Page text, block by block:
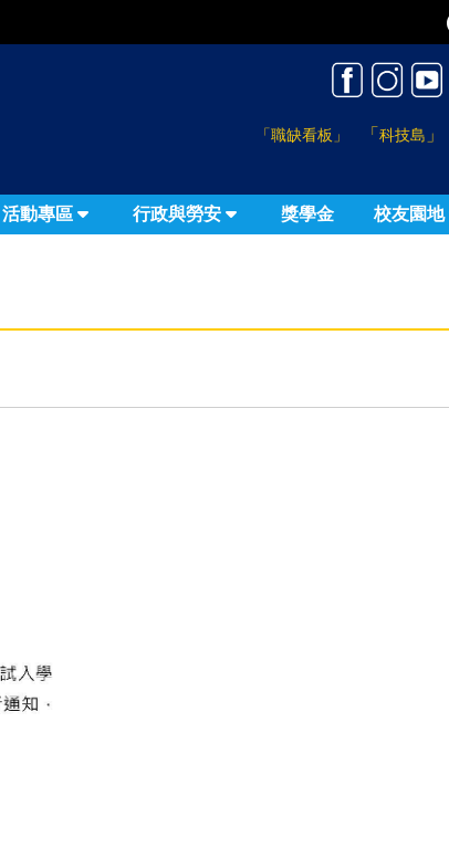
「職缺看板」 「科技島 」
活動專區 行政與勞安 獎學金 校友園地